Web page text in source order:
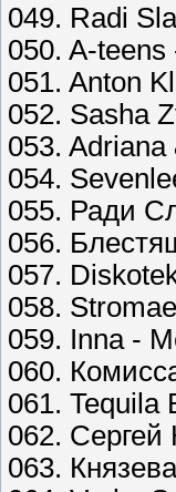
049. Radi
050. A-
051. Anton
052. Sasha
053.
054.
055. Ради
056.
057.
058.
059. Inna -
060.
061. Tequila
062. Сергей
063.